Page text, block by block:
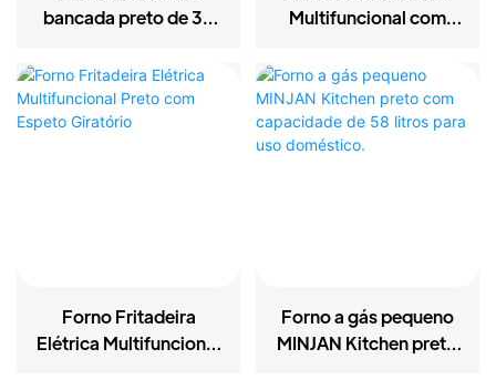
bancada preto de 35
antiaderente, 1800W
Multifuncional com
Forno Fritadeira
Elétrica Multifuncional
Forno a gás pequeno
MINJAN Kitchen preto